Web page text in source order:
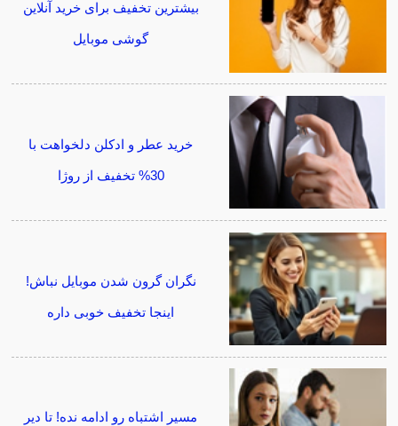
بیشترین تخفیف برای خرید آنلاین
گوشی موبایل
خرید عطر و ادکلن دلخواهت با
30% تخفیف از روژا
نگران گرون شدن موبایل نباش!
اینجا تخفیف خوبی داره
مسیر اشتباه رو ادامه نده! تا دیر